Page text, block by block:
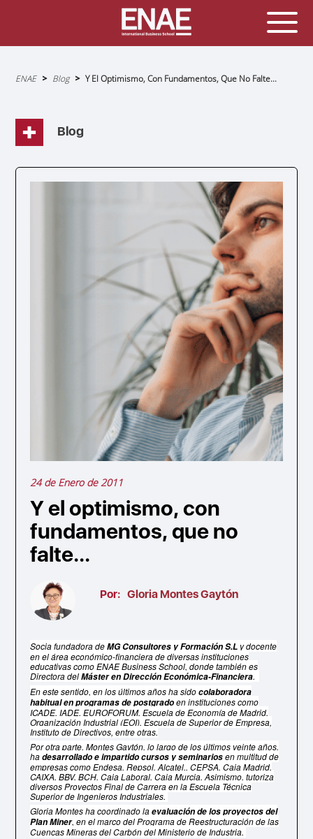
Sobrescribir
la
navegación
ENAE Blog Y El Optimismo, Con Fundamentos, Que No Falte...
Blog
24 de Enero de 2011
Y el optimismo, con
fundamentos, que no
falte...
Por: Gloria Montes Gaytón
Socia fundadora deMG Consultores y Formación S.L y docente
en el área económico-financiera de diversas instituciones
educativas como ENAE Business School, donde también es
Directora delMáster en Dirección Económica-Financiera.
En este sentido, en los últimos años ha sidocolaboradora
habitual en programas de postgradoen instituciones como
ICADE, IADE, EUROFORUM, Escuela de Economía de Madrid,
Organización Industrial (EOI), Escuela de Superior de Empresa,
Instituto de Directivos, entre otras.
Por otra parte, Montes Gaytón, lo largo de los últimos veinte años,
hadesarrollado e impartido cursos y seminariosen multitud de
empresas como Endesa, Repsol, Alcatel,, CEPSA, Caja Madrid,
CAIXA, BBV, BCH, Caja Laboral, Caja Murcia. Asimismo, tutoriza
diversos Proyectos Final de Carrera en la Escuela Técnica
Superior de Ingenieros Industriales.
Gloria Montes ha coordinado laevaluación de los proyectos del
Plan Miner, en el marco del Programa de Reestructuración de las
Cuencas Mineras del Carbón del Ministerio de Industria.